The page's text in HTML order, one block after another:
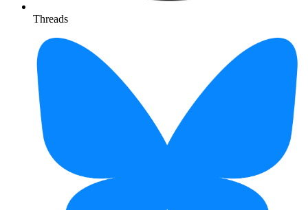
Threads